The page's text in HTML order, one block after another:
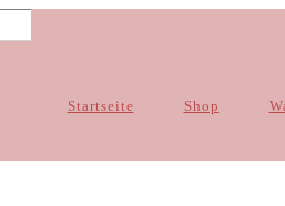
Startseite Shop